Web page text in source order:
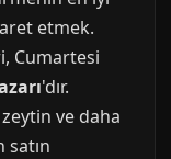
etmek.
Cumartesi
'dır.
ve daha